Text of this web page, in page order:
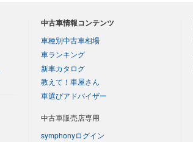
中古車情報コンテンツ
車種別中古車相場
車ランキング
新車カタログ
教えて！車屋さん
車選びアドバイザー
中古車販売店専用
symphonyログイン